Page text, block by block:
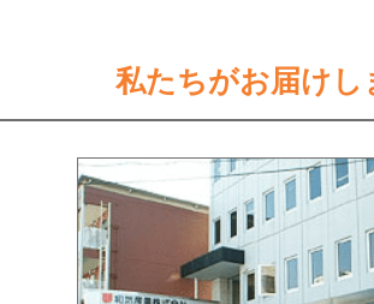
私たちがお届けし